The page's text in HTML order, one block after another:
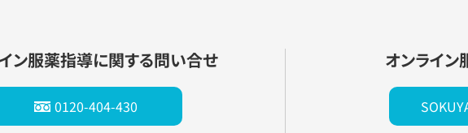
ン服薬指導に関する問い合せ
0120-404-430
オンライ